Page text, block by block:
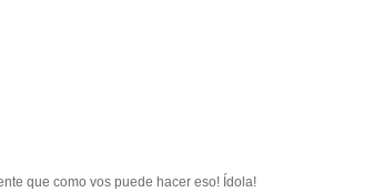
que como vos puede hacer eso! Ídola!